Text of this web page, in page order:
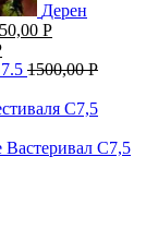
Дерен
Р
1500,00Р
С7,5
Вастеривал С7,5